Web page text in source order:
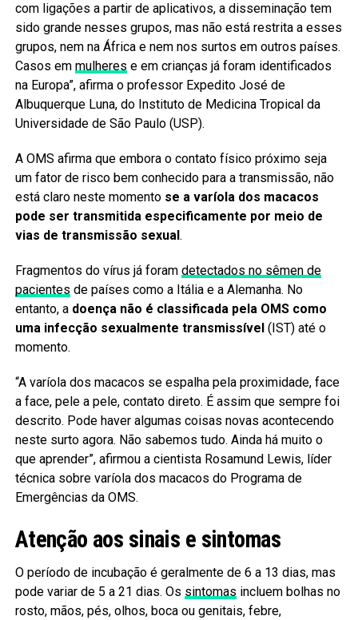
com ligações a partir de aplicativos, a disseminação tem
sido grande nesses grupos, mas não está restrita a esses
grupos, nem na África e nem nos surtos em outros países.
Casos em mulheres e em crianças já foram identificados
na Europa”, afirma o professor Expedito José de
Albuquerque Luna, do Instituto de Medicina Tropical da
Universidade de São Paulo (USP).
A OMS afirma que embora o contato físico próximo seja
um fator de risco bem conhecido para a transmissão, não
está claro neste momento se a varíola dos macacos
pode ser transmitida especificamente por meio de
vias de transmissão sexual .
Fragmentos do vírus já foram detectados no sêmen de
pacientes de países como a Itália e a Alemanha. No
entanto, a doença não é classificada pela OMS como
uma infecção sexualmente transmissível (IST) até o
momento.
“A varíola dos macacos se espalha pela proximidade, face
a face, pele a pele, contato direto. É assim que sempre foi
descrito. Pode haver algumas coisas novas acontecendo
neste surto agora. Não sabemos tudo. Ainda há muito o
que aprender”, afirmou a cientista Rosamund Lewis, líder
técnica sobre varíola dos macacos do Programa de
Emergências da OMS.
Atenção aos sinais e sintomas
O período de incubação é geralmente de 6 a 13 dias, mas
pode variar de 5 a 21 dias. Os sintomas incluem bolhas no
rosto, mãos, pés, olhos, boca ou genitais, febre,